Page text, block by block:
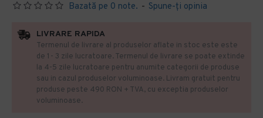
Bazată pe 0 note. - Spune-ţi opinia
LIVRARE RAPIDA
Termenul de livrare al produselor aflate in stoc este este
de 1- 3 zile lucratoare. Termenul de livrare se poate extinde
la 4-5 zile lucratoare pentru anumite categorii de produse
sau in cazul produselor voluminoase. Livram gratuit pentru
produse peste 490 RON + TVA, cu exceptia produselor
voluminoase.